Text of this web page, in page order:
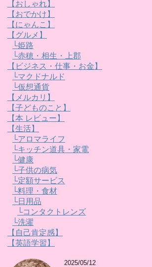
【おしゃれ】
【おでかけ】
【にゃんこ】
【グルメ】
└姫路
└赤穂・相生・上郡
【ビジネス・仕事・お金】
└マクドナルド
└仮想通貨
【メルカリ】
【子どものこと】
【本 レビュー】
【生活】
└アロマライフ
└キッチン道具・家電
└健康
└子供の病気
└定額サービス
└料理・食材
└日用品
└コンタクトレンズ
└洗濯
【自己肯定感】
【英語学習】
2025/05/12